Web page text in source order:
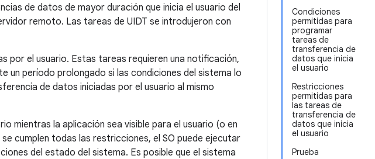
Condiciones
permitidas para
programar
tareas de
transferencia de
datos que inicia
el usuario
Restricciones
permitidas para
las tareas de
transferencia de
datos que inicia
el usuario
Prueba
de datos de mayor duración que inicia el usuario del
remoto. Las tareas de UIDT se introdujeron con
por el usuario. Estas tareas requieren una notificación,
un período prolongado si las condiciones del sistema lo
de datos iniciadas por el usuario al mismo
mientras la aplicación sea visible para el usuario (o en
se cumplen todas las restricciones, el SO puede ejecutar
del estado del sistema. Es posible que el sistema